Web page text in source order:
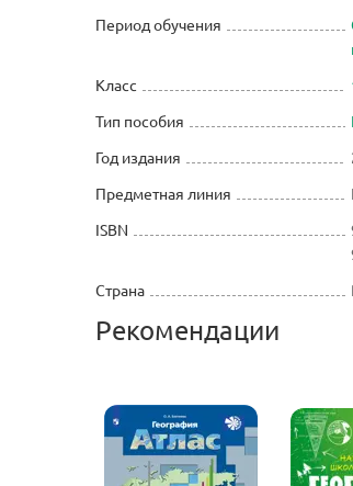
Период обучения
Класс
Тип пособия
Год издания
Предметная линия
ISBN
Страна
Рекомендации